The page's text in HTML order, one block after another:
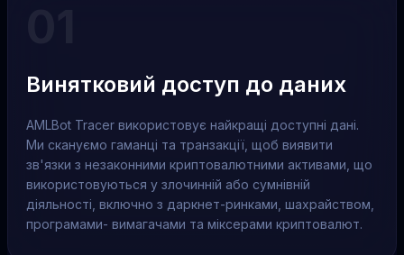
Винятковий доступ до даних
AMLBot Tracer використовує найкращі доступні дані.
Ми скануємо гаманці та транзакції, щоб виявити
зв'язки з незаконними криптовалютними активами, що
використовуються у злочинній або сумнівній
діяльності, включно з даркнет-ринками, шахрайством,
програмами- вимагачами та міксерами криптовалют.